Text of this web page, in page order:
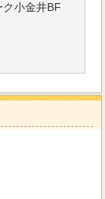
小金井BF